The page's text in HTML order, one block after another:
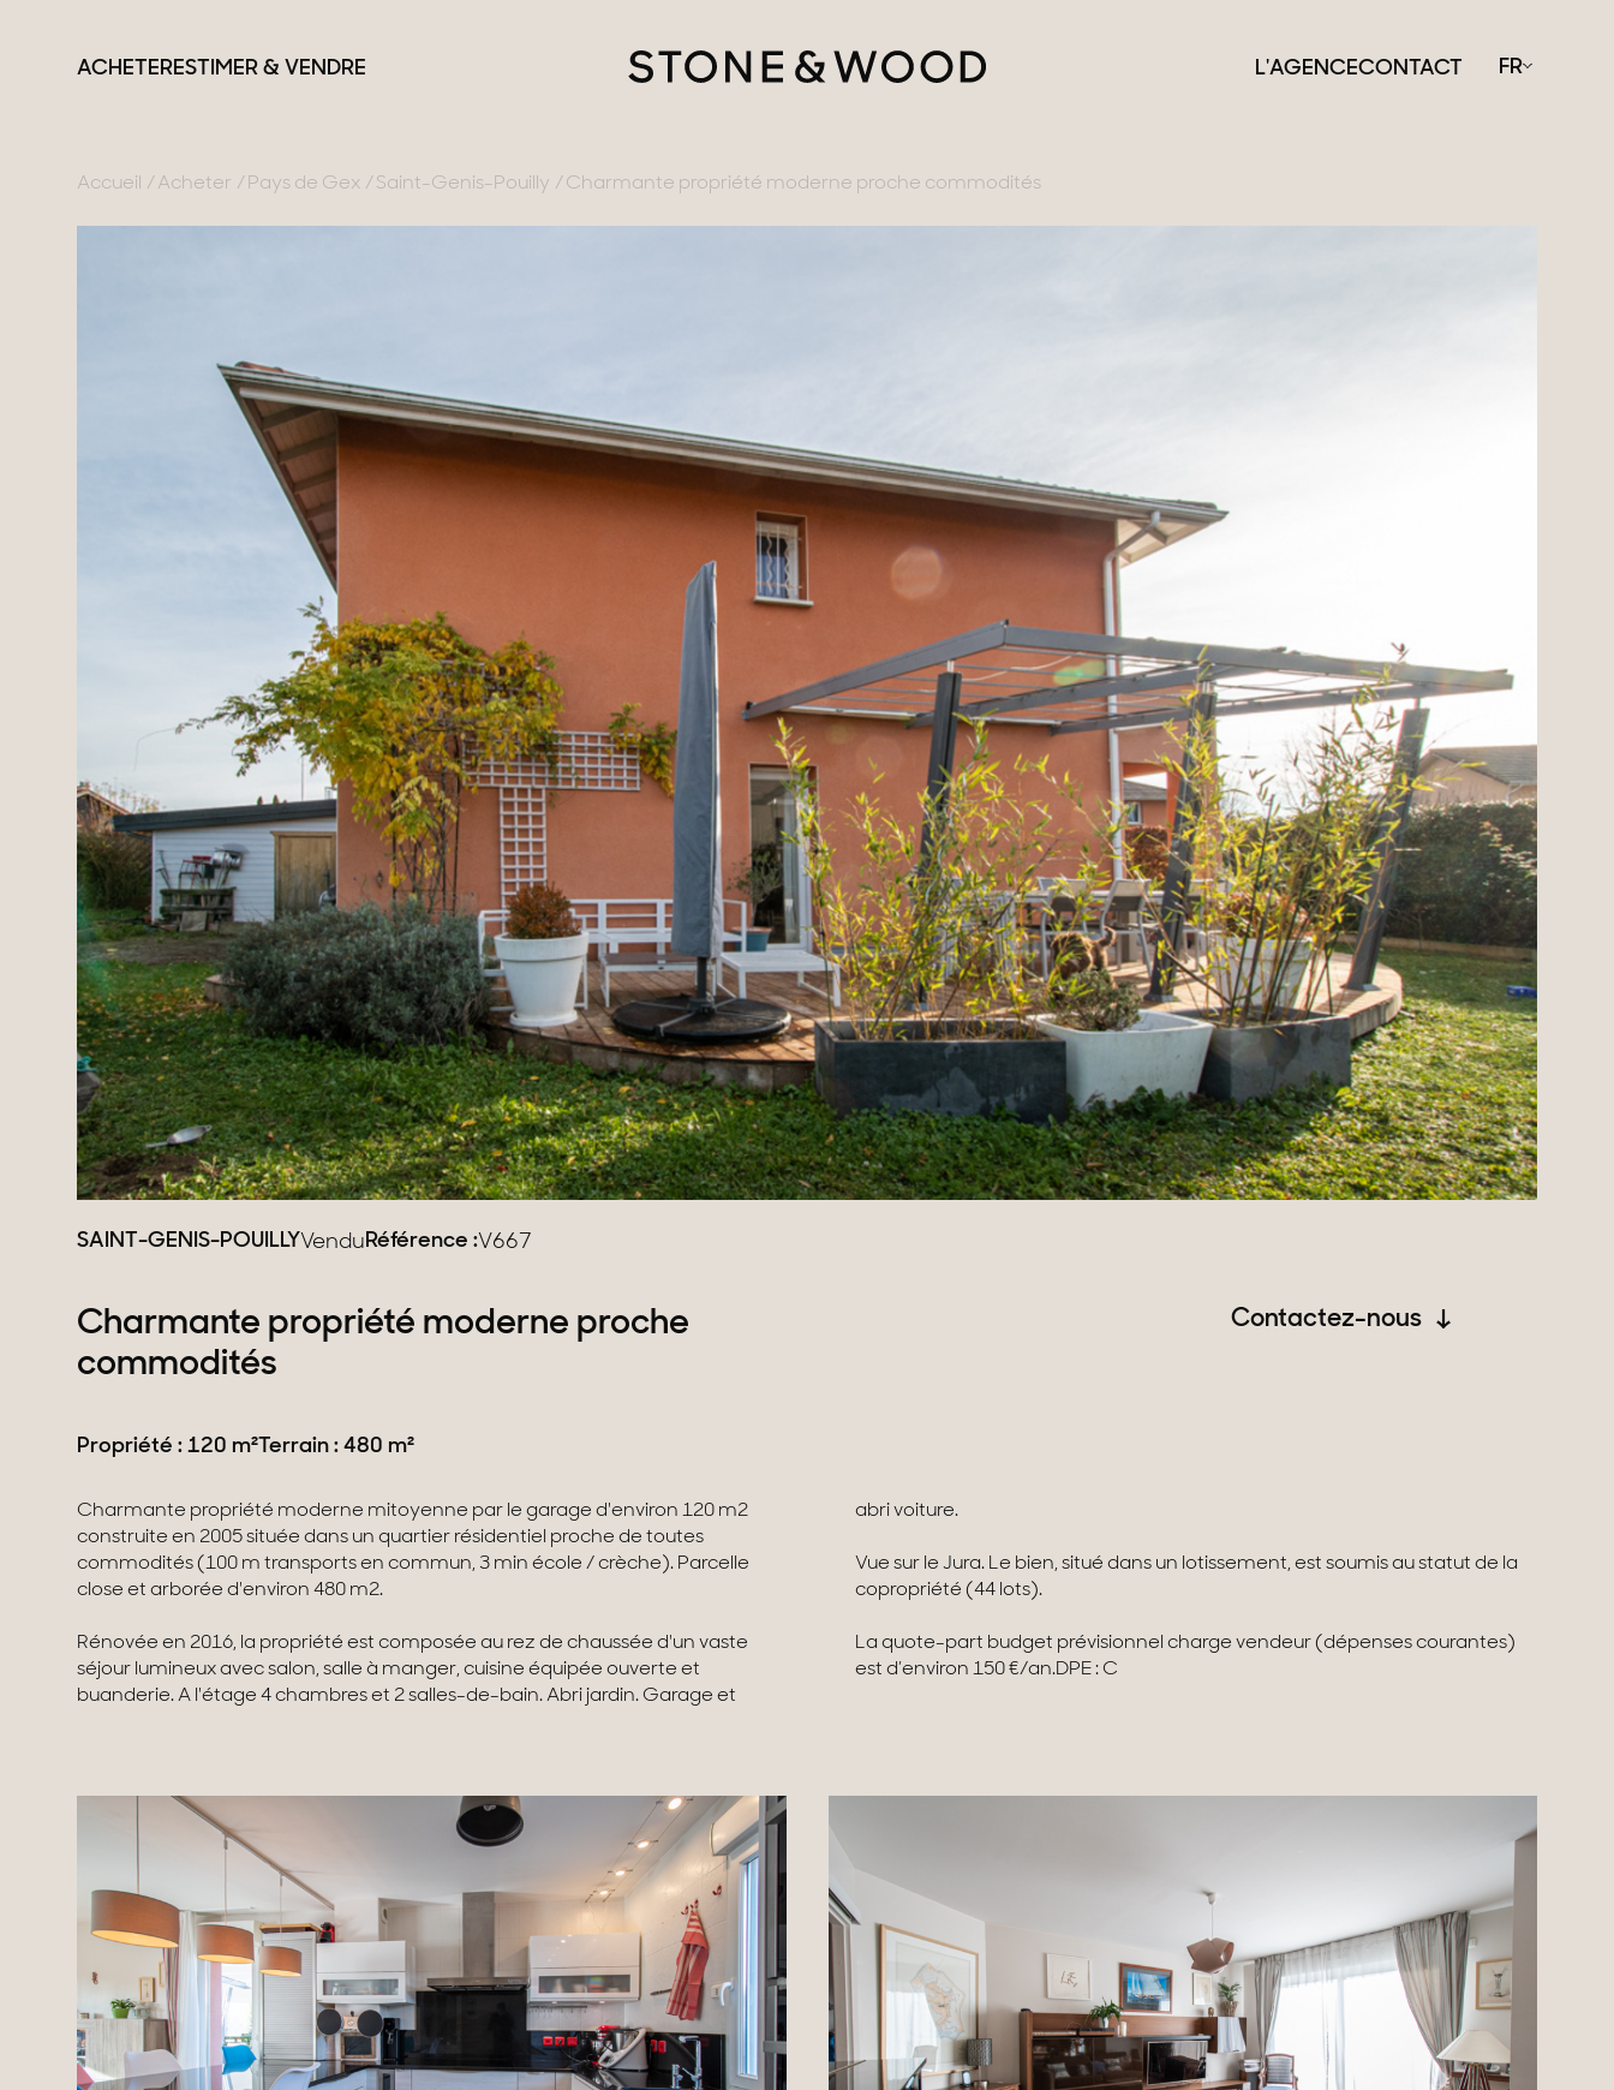
ACHETERESTIMER & VENDRE L'AGENCECONTACT FR
Genève
Canton de Vaud
Alpes Suisses
Villas modernes
Appartements
Maisons & appartements avec vues
Accueil Acheter Pays de Gex Saint-Genis-Pouilly Charmante propriété moderne proche commodités
SAINT-GENIS-POUILLYVenduRéférence :V667
Charmante propriété moderne proche
commodités
Propriété : 120 m²Terrain : 480 m²
Contactez-nous
Charmante propriété moderne mitoyenne par le garage d'environ 120 m2
construite en 2005 située dans un quartier résidentiel proche de toutes
commodités (100 m transports en commun, 3 min école / crèche). Parcelle
close et arborée d'environ 480 m2.
Rénovée en 2016, la propriété est composée au rez de chaussée d'un vaste
séjour lumineux avec salon, salle à manger, cuisine équipée ouverte et
buanderie. A l'étage 4 chambres et 2 salles-de-bain. Abri jardin. Garage et
abri voiture.
Vue sur le Jura. Le bien, situé dans un lotissement, est soumis au statut de la
copropriété (44 lots).
La quote-part budget prévisionnel charge vendeur (dépenses courantes)
est d’environ 150 €/an.DPE : C